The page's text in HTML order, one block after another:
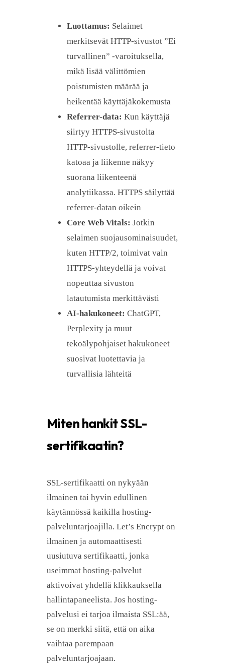
Luottamus: Selaimet
merkitsevät HTTP-sivustot ”Ei
turvallinen” -varoituksella,
mikä lisää välittömien
poistumisten määrää ja
heikentää käyttäjäkokemusta
Referrer-data: Kun käyttäjä
siirtyy HTTPS-sivustolta
HTTP-sivustolle, referrer-tieto
katoaa ja liikenne näkyy
suorana liikenteenä
analytiikassa. HTTPS säilyttää
referrer-datan oikein
Core Web Vitals: Jotkin
selaimen suojausominaisuudet,
kuten HTTP/2, toimivat vain
HTTPS-yhteydellä ja voivat
nopeuttaa sivuston
latautumista merkittävästi
AI-hakukoneet: ChatGPT,
Perplexity ja muut
tekoälypohjaiset hakukoneet
suosivat luotettavia ja
turvallisia lähteitä
Miten hankit SSL-
sertifikaatin?
SSL-sertifikaatti on nykyään
ilmainen tai hyvin edullinen
käytännössä kaikilla hosting-
palveluntarjoajilla. Let’s Encrypt on
ilmainen ja automaattisesti
uusiutuva sertifikaatti, jonka
useimmat hosting-palvelut
aktivoivat yhdellä klikkauksella
hallintapaneelista. Jos hosting-
palvelusi ei tarjoa ilmaista SSL:ää,
se on merkki siitä, että on aika
vaihtaa parempaan
palveluntarjoajaan.